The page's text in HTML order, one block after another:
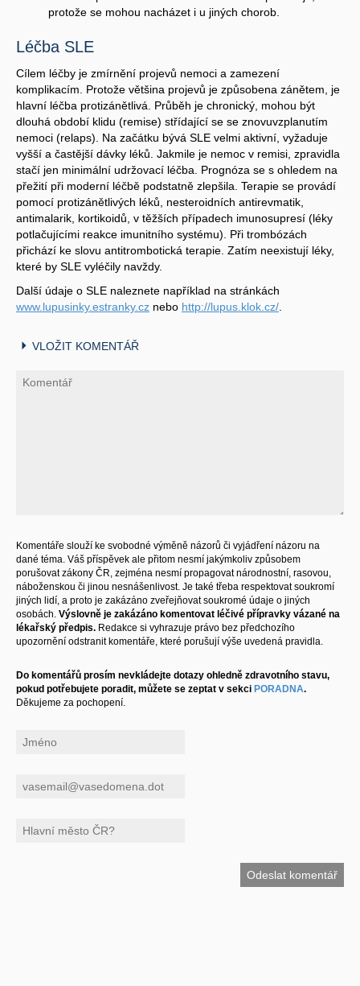
protože se mohou nacházet i u jiných chorob.
Léčba SLE
Cílem léčby je zmírnění projevů nemoci a zamezení
komplikacím. Protože většina projevů je způsobena zánětem, je
hlavní léčba protizánětlivá. Průběh je chronický, mohou být
dlouhá období klidu (remise) střídající se se znovuvzplanutím
nemoci (relaps). Na začátku bývá SLE velmi aktivní, vyžaduje
vyšší a častější dávky léků. Jakmile je nemoc v remisi, zpravidla
stačí jen minimální udržovací léčba. Prognóza se s ohledem na
přežití při moderní léčbě podstatně zlepšila. Terapie se provádí
pomocí protizánětlivých léků, nesteroidních antirevmatik,
antimalarik, kortikoidů, v těžších případech imunosupresí (léky
potlačujícími reakce imunitního systému). Při trombózách
přichází ke slovu antitrombotická terapie. Zatím neexistují léky,
které by SLE vyléčily navždy.
Další údaje o SLE naleznete například na stránkách
www.lupusinky.estranky.cz nebo http://lupus.klok.cz/
VLOŽIT KOMENTÁŘ
Komentáře slouží ke svobodné výměně názorů či vyjádření názoru na
dané téma. Váš příspěvek ale přitom nesmí jakýmkoliv způsobem
porušovat zákony ČR, zejména nesmí propagovat národnostní, rasovou,
náboženskou či jinou nesnášenlivost. Je také třeba respektovat soukromí
jiných lidí, a proto je zakázáno zveřejňovat soukromé údaje o jiných
osobách. Výslovně je zakázáno komentovat léčivé přípravky vázané na
lékařský předpis. Redakce si vyhrazuje právo bez předchozího
upozornění odstranit komentáře, které porušují výše uvedená pravidla.
Do komentářů prosím nevkládejte dotazy ohledně zdravotního stavu,
pokud potřebujete poradit, můžete se zeptat v sekci PORADNA.
Děkujeme za pochopení.